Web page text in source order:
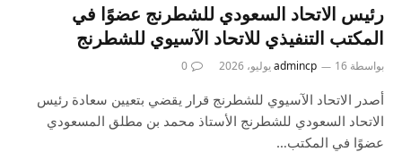
رئيس الاتحاد السعودي للشطرنج عضوًا في
المكتب التنفيذي للاتحاد الآسيوي للشطرنج
بواسطة admincp 16 يوليو، 2026 0
أصدر الاتحاد الآسيوي للشطرنج قرار يقضي بتعيين سعادة رئيس
الاتحاد السعودي للشطرنج الأستاذ محمد بن مطلق المسعودي
عضوًا في المكتب…